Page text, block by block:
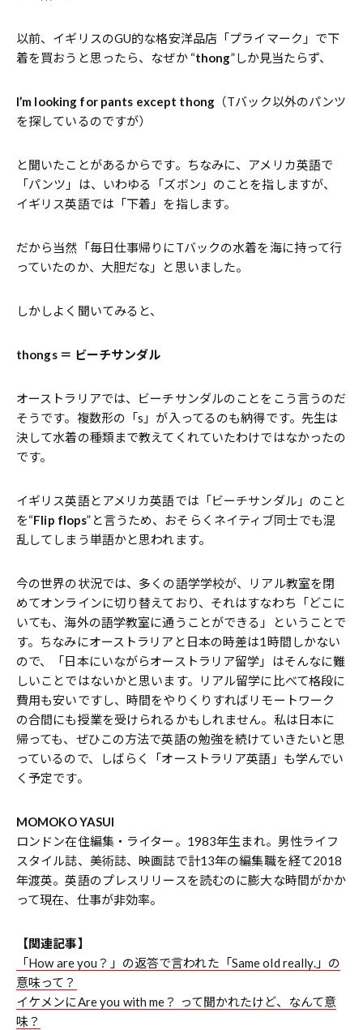
以前、イギリスのGU的な格安洋品店「プライマーク」で下
着を買おうと思ったら、なぜか “thong”しか見当たらず、
I’m looking for pants except thong （Tバック以外のパンツ
を探しているのですが）
と聞いたことがあるからです。
ちなみに、アメリカ英語で
「パンツ」は、いわゆる「ズボン」のことを指しますが、
イギリス英語では「下着」を指します。
だから当然「毎日仕事帰りにTバックの水着を海に持って行
っていたのか、大胆だな」と思いました。
しかしよく聞いてみると、
thongs ＝ ビーチサンダル
オーストラリアでは、ビーチサンダルのことをこう言うのだ
そうです。複数形の「s」が入ってるのも納得です。先生は
決して水着の種類まで教えてくれていたわけではなかったの
です。
イギリス英語とアメリカ英語では「ビーチサンダル」のこと
を“Flip flops”と言うため、おそらくネイティブ同士でも混
乱してしまう単語かと思われます。
今の世界の状況では、多くの語学学校が、リアル教室を閉
めてオンラインに切り替えており、それはすなわち「どこに
いても、海外の語学教室に通うことができる」ということで
す。ちなみにオーストラリアと日本の時差は1時間しかない
ので、「日本にいながらオーストラリア留学」はそんなに難
しいことではないかと思います。リアル留学に比べて格段に
費用も安いですし、時間をやりくりすればリモートワーク
の合間にも授業を受けられるかもしれません。私は日本に
帰っても、ぜひこの方法で英語の勉強を続けていきたいと思
っているので、しばらく「オーストラリア英語」も学んでい
く予定です。
MOMOKO YASUI
ロンドン在住編集・ライター。1983年生まれ。男性ライフ
スタイル誌、美術誌、映画誌で計13年の編集職を経て2018
年渡英。英語のプレスリリースを読むのに膨大な時間がかか
って現在、仕事が非効率。
【関連記事】
「How are you？」の返答で言われた「Same old really.」の
意味って？
イケメンにAre you with me？ って聞かれたけど、なんて意
味？